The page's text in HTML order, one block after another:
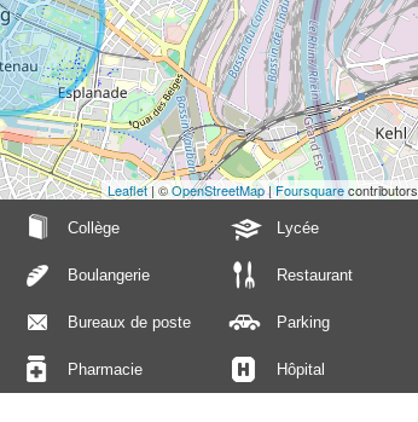
Leaflet| ©OpenStreetMap|Foursquarecontributors
Collège Lycée
Boulangerie Restaurant
Bureaux de poste Parking
Pharmacie Hôpital